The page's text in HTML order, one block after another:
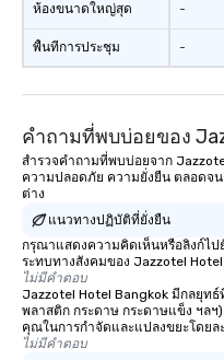
ห้องขนาดใหญ่สุด
พื้นที่การประชุม
-
-
คำถามที่พบบ่อยของ
สำรวจคำถามที่พบบ่อยจาก
ความปลอดภัย ความยั่งยืน ตลอดจ
ต่าง
แนวทางปฏิบัติที่ยั่งยืน
กรุณาแสดงความคิดเห็นหรือลิงก์ไ
ระทบทางสังคมของ Jazzotel
ไม่มีคำตอบ
Jazzotel Hotel Bangkok มีกลยุท
พลาสติก กระดาษ กระดาษแข็ง ฯล
คุณในการกำจัดและแปลงขยะโดยล
ไม่มีคำตอบ